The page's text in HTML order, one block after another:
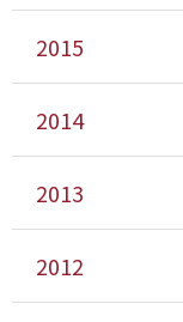
2015
2014
2013
2012